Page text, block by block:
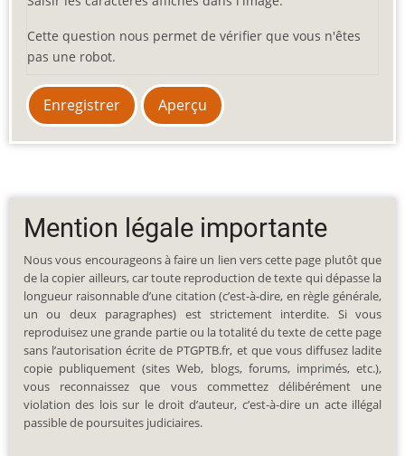
Cette question nous permet de vérifier que vous n'êtes
pas une robot.
Mention légale importante
Nous vous encourageons à faire un lien vers cette page plutôt que
de la copier ailleurs, car toute reproduction de texte qui dépasse la
longueur raisonnable d’une citation (c’est-à-dire, en règle générale,
un ou deux paragraphes) est strictement interdite. Si vous
reproduisez une grande partie ou la totalité du texte de cette page
sans l’autorisation écrite de PTGPTB.fr, et que vous diffusez ladite
copie publiquement (sites Web, blogs, forums, imprimés, etc.),
vous reconnaissez que vous commettez délibérément une
violation des lois sur le droit d’auteur, c’est-à-dire un acte illégal
passible de poursuites judiciaires.